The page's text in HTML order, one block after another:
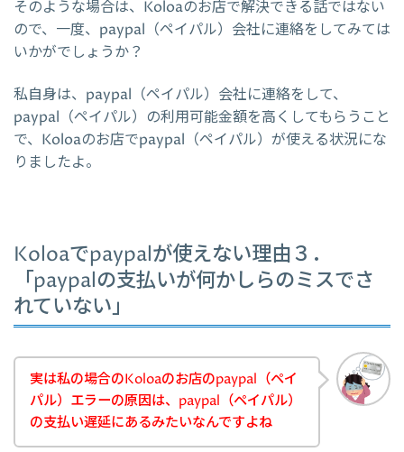
そのような場合は、Koloaのお店で解決できる話ではない
ので、一度、paypal（ペイパル）会社に連絡をしてみては
いかがでしょうか？
私自身は、paypal（ペイパル）会社に連絡をして、
paypal（ペイパル）の利用可能金額を高くしてもらうこと
で、Koloaのお店でpaypal（ペイパル）が使える状況にな
りましたよ。
Koloaでpaypalが使えない理由３．
「paypalの支払いが何かしらのミスでさ
れていない」
実は私の場合のKoloaのお店のpaypal（ペイ
パル）エラーの原因は、paypal（ペイパル）
の支払い遅延にあるみたいなんですよね